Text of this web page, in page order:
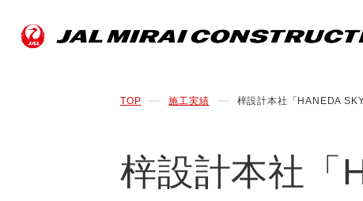
TOP 施工実績 梓設計本社「HANEDA
梓設計本社「